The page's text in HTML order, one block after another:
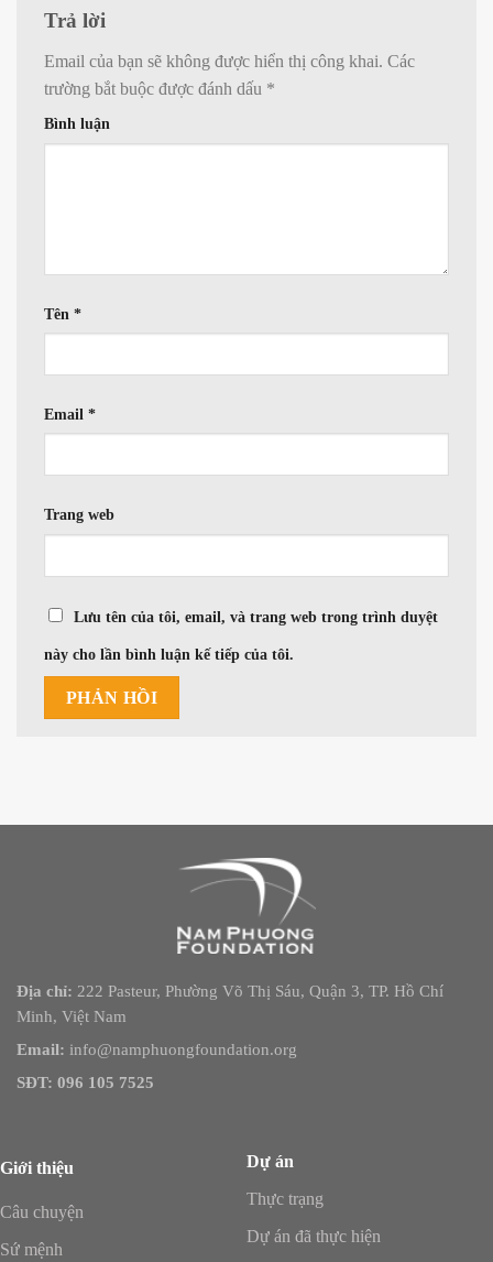
Trả lời
Email của bạn sẽ không được hiển thị công khai. Các
trường bắt buộc được đánh dấu *
Bình luận
Tên *
Email *
Trang web
Lưu tên của tôi, email, và trang web trong trình duyệt
này cho lần bình luận kế tiếp của tôi.
Địa chỉ: 222 Pasteur, Phường Võ Thị Sáu, Quận 3, TP. Hồ Chí
Minh, Việt Nam
Email: info@namphuongfoundation.org
SĐT: 096 105 7525
Giới thiệu
Câu chuyện
Sứ mệnh
Dự án
Thực trạng
Dự án đã thực hiện